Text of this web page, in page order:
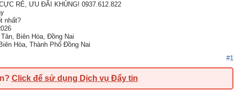
RẺ, ƯU ĐÃI KHỦNG! 0937.612.822
nhất?
Biên Hòa, Đồng Nai
Hòa, Thành Phố Đồng Nai
#1
Click để sử dụng Dịch vụ Đẩy tin